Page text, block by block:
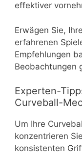
effektiver
Erwägen Sie,
erfahrenen
Empfehlungen
Beobachtungen
Experten-
Curveball-
Um Ihre
konzentrieren
konsistenten